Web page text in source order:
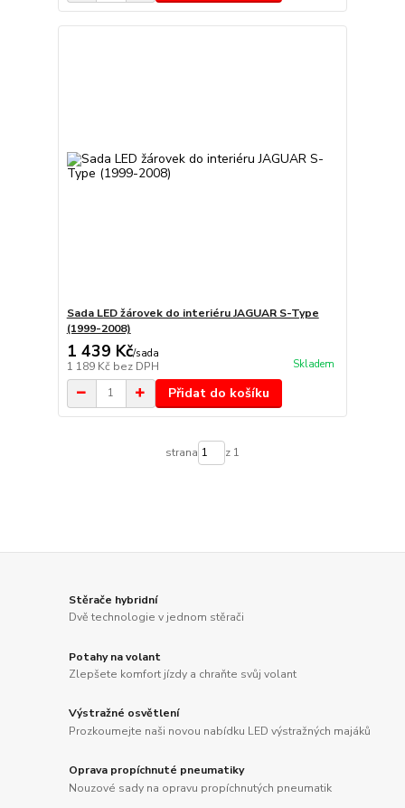
Sada LED žárovek do interiéru JAGUAR S-Type
(1999-2008)
1 439 Kč/sada
1 189 Kč bez DPH Skladem
Přidat do košíku
strana z 1
Stěrače hybridní
Dvě technologie v jednom stěrači
Potahy na volant
Zlepšete komfort jízdy a chraňte svůj volant
Výstražné osvětlení
Prozkoumejte naši novou nabídku LED výstražných majáků
Oprava propíchnuté pneumatiky
Nouzové sady na opravu propíchnutých pneumatik